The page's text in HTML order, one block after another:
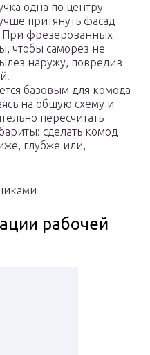
одна по центру
притянуть фасад
При фрезерованных
чтобы саморез не
наружу, повредив
базовым для комода
на общую схему и
пересчитать
сделать комод
глубже или,
рабочей